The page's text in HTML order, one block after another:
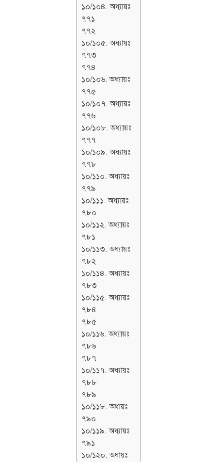
১০/১০৪. অধ্যায়ঃ
৭৭১
৭৭২
১০/১০৫. অধ্যায়ঃ
৭৭৩
৭৭৪
১০/১০৬. অধ্যায়ঃ
৭৭৫
১০/১০৭. অধ্যায়ঃ
৭৭৬
১০/১০৮. অধ্যায়ঃ
৭৭৭
১০/১০৯. অধ্যায়ঃ
৭৭৮
১০/১১০. অধ্যায়ঃ
৭৭৯
১০/১১১. অধ্যায়ঃ
৭৮০
১০/১১২. অধ্যায়ঃ
৭৮১
১০/১১৩. অধ্যায়ঃ
৭৮২
১০/১১৪. অধ্যায়ঃ
৭৮৩
১০/১১৫. অধ্যায়ঃ
৭৮৪
৭৮৫
১০/১১৬. অধ্যায়ঃ
৭৮৬
৭৮৭
১০/১১৭. অধ্যায়ঃ
৭৮৮
৭৮৯
১০/১১৮. অধায়ঃ
৭৯০
১০/১১৯. অধ্যায়ঃ
৭৯১
১০/১২০. অধায়ঃ